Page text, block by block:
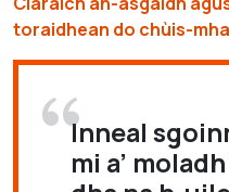
toraidhean do chùis-
Inneal
mi a’